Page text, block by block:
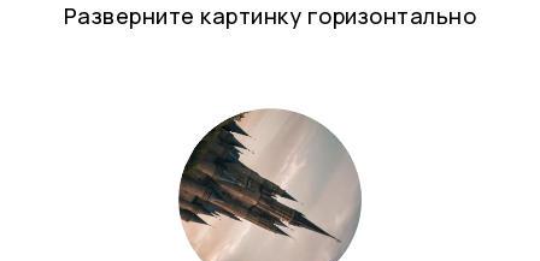
Разверните картинку горизонтально